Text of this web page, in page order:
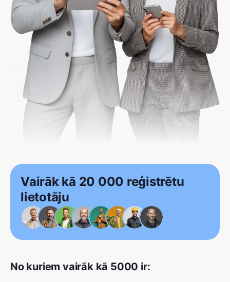
Vairāk kā 20 000 reģistrētu
lietotāju
No kuriem vairāk kā 5000 ir: